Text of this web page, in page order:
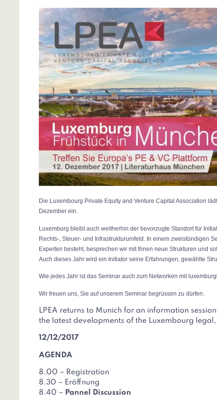
Die Luxembourg Private Equity and Venture Capital Association
Dezember ein.
Luxemburg bleibt auch weitherhin der bevorzugte Standort für
Rechts-, Steuer- und Infrastrukturumfeld. In einem zweistündigen
Experten besteht, besprechen wir mit Ihnen neue Strukturen und
Auch dieses Jahr wird ein Initiator seine Erfahrungen, gewählte
Wie jedes Jahr ist das Seminar auch zum Networken mit
Wir freuen uns, Sie auf unserem Seminar begrüssen zu dürfen.
LPEA returns to Munich for an information
the latest developments of the Luxembourg
12/12/2017
AGENDA
8.00 – Registration
8.30 – Eröffnung
8.40 – Pannel Discussion